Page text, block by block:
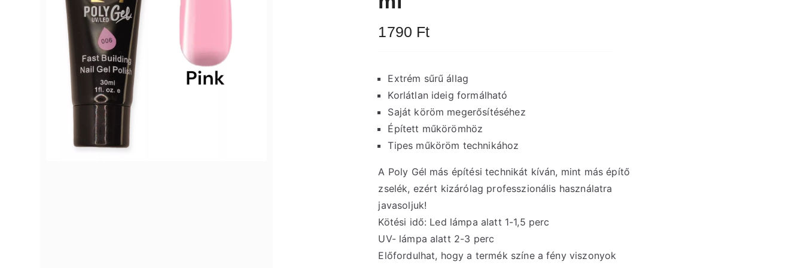
1790 Ft
Extrém sűrű állag
Korlátlan ideig formálható
Saját köröm megerősítéséhez
Épített műkörömhöz
Tipes műköröm technikához
A Poly Gél más építési technikát kíván, mint más építő
zselék, ezért kizárólag professzionális használatra
javasoljuk!
Kötési idő: Led lámpa alatt 1-1,5 perc
UV- lámpa alatt 2-3 perc
Előfordulhat, hogy a termék színe a fény viszonyok